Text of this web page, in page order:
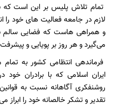
تمام تلاش پلیس بر این است که
لازم در جامعه فعالیت های خود
و همراهی هاست که فضایی سالم
می‌گیرد و هر روز بر پویایی و
فرماندهی انتظامی کشور به
ایران اسلامی که با برادران
روشنفکری آگاهانه نسبت به
تقدیر و تشکر خالصانه خود را ابراز